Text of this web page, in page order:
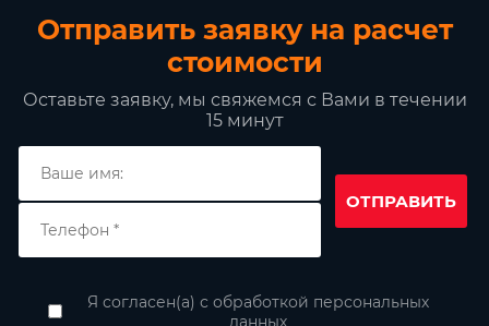
Отправить заявку на расчет
стоимости
Оставьте заявку, мы свяжемся с Вами в течении
15 минут
ОТПРАВИТЬ
Я согласен(а) с обработкой персональных
данных